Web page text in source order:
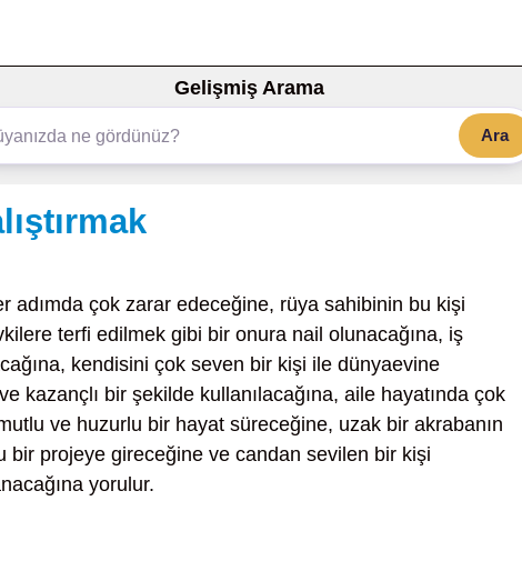
Gelişmiş Arama
Ara
adımda çok zarar edeceğine, rüya sahibinin bu kişi
terfi edilmek gibi bir onura nail olunacağına, iş
kendisini çok seven bir kişi ile dünyaevine
kazançlı bir şekilde kullanılacağına, aile hayatında çok
ve huzurlu bir hayat süreceğine, uzak bir akrabanın
projeye gireceğine ve candan sevilen bir kişi
yorulur.